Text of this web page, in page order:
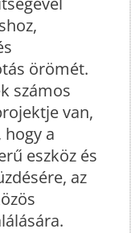
örömét.
számos
van,
a
eszköz és
az